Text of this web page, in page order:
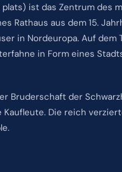
plats) ist das Zentrum des
Rathaus aus dem 15.
in Nordeuropa. Auf dem
in Form eines
Bruderschaft der
Die reich